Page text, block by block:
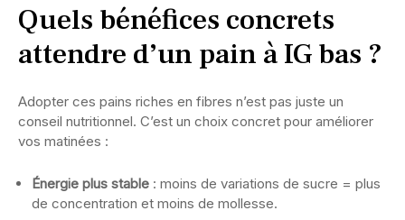
Quels bénéfices concrets
attendre d’un pain à IG bas ?
Adopter ces pains riches en fibres n’est pas juste un
conseil nutritionnel. C’est un choix concret pour améliorer
vos matinées :
Énergie plus stable : moins de variations de sucre = plus
de concentration et moins de mollesse.